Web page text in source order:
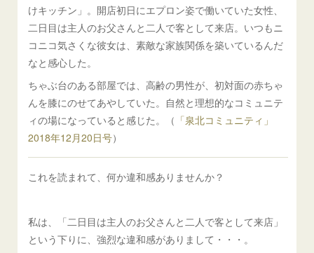
けキッチン」。開店初日にエプロン姿で働いていた女性、
二日目は主人のお父さんと二人で客として来店。いつもニ
コニコ気さくな彼女は、素敵な家族関係を築いているんだ
なと感心した。
ちゃぶ台のある部屋では、高齢の男性が、初対面の赤ちゃ
んを膝にのせてあやしていた。自然と理想的なコミュニテ
ィの場になっていると感じた。（ 「泉北コミュニティ」
2018年12月20日号）
これを読まれて、何か違和感ありませんか？
私は、「二日目は主人のお父さんと二人で客として来店」
という下りに、強烈な違和感がありまして・・・。